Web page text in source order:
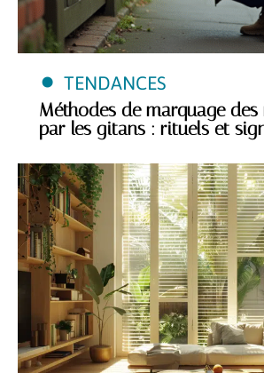
TENDANCES
Méthodes de marquage des
par les gitans : rituels et